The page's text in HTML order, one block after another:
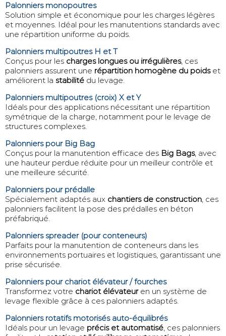
Palonniers monopoutres
Solution simple et économique pour les charges légères
et moyennes. Idéal pour les manutentions standards avec
une répartition uniforme du poids.
Palonniers multipoutres H et T
Conçus pour les charges longues ou irrégulières, ces
palonniers assurent une répartition homogène du poidset
améliorent la stabilité du levage.
Palonniers multipoutres (croix) X et Y
Idéals pour des applications nécessitant une répartition
symétrique de la charge, notamment pour le levage de
structures complexes.
Palonniers pour Big Bag
Conçus pour la manutention efficace des Big Bags, avec
une hauteur perdue réduite pour un meilleur contrôle et
une meilleure sécurité.
Palonniers pour prédalle
Spécialement adaptés aux chantiers de construction, ces
palonniers facilitent la pose des prédalles en béton
préfabriqué.
Palonniers spreader (pour conteneurs)
Parfaits pour la manutention de conteneurs dans les
environnements portuaires et logistiques, garantissant une
prise sécurisée.
Palonniers pour chariot élévateur / fourches
Transformez votre chariot élévateuren un système de
levage flexible grâce à ces palonniers adaptés.
Palonniers rotatifs motorisés auto-équilibrés
Idéals pour un levage précis et automatisé, ces palonniers